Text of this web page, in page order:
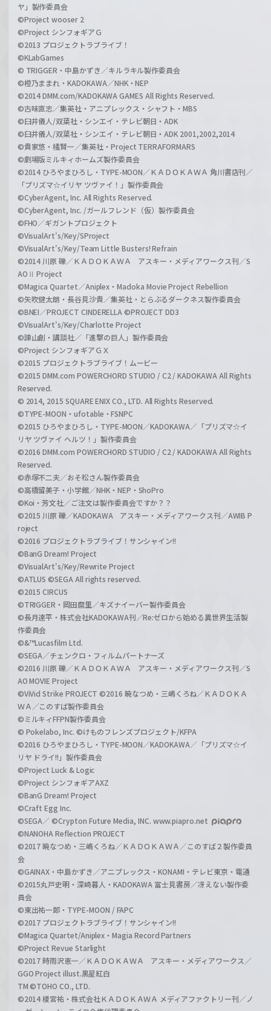
ヤ」製作委員会
©Project wooser 2
©Project シンフォギアＧ
©2013 プロジェクトラブライブ！
©KLabGames
© TRIGGER・中島かずき／キルラキル製作委員会
©橙乃ままれ・KADOKAWA／NHK・NEP
©2014 DMM.com/KADOKAWA GAMES All Rights Reserved.
©古味直志／集英社・アニプレックス・シャフト・MBS
©臼井儀人/双葉社・シンエイ・テレビ朝日・ADK
©臼井儀人/双葉社・シンエイ・テレビ朝日・ADK 2001,2002,2014
©貴家悠・橘賢一／集英社・Project TERRAFORMARS
©劇場版ミルキィホームズ製作委員会
©2014 ひろやまひろし・TYPE-MOON／ＫＡＤＯＫＡＷＡ 角川書店刊／
「プリズマ☆イリヤ ツヴァイ！」製作委員会
©CyberAgent, Inc. All Rights Reserved.
©CyberAgent, Inc. /ガールフレンド（仮）製作委員会
©FHO／ギガントプロジェクト
©VisualArt's/Key/SProject
©VisualArt's/Key/Team Little Busters! Refrain
©2014 川原 礫／ＫＡＤＯＫＡＷＡ アスキー・メディアワークス刊／S
AOⅡ Project
©Magica Quartet／Aniplex・Madoka Movie Project Rebellion
©矢吹健太朗・長谷見沙貴／集英社・とらぶるダークネス製作委員会
©BNEI／PROJECT CINDERELLA ©PROJECT DD3
©VisualArt's/Key/Charlotte Project
©諫山創・講談社／「進撃の巨人」製作委員会
©Project シンフォギアＧＸ
©2015 プロジェクトラブライブ！ムービー
©2015 DMM.com POWERCHORD STUDIO / C2 / KADOKAWA All Rights
Reserved.
© 2014, 2015 SQUARE ENIX CO., LTD. All Rights Reserved.
©TYPE-MOON・ufotable・FSNPC
©2015 ひろやまひろし・TYPE-MOON／KADOKAWA／「プリズマ☆イ
リヤ ツヴァイ ヘルツ！」製作委員会
©2016 DMM.com POWERCHORD STUDIO / C2 / KADOKAWA All Rights
Reserved.
©赤塚不二夫／おそ松さん製作委員会
©高橋留美子・小学館／NHK・NEP・ShoPro
©Koi・芳文社／ご注文は製作委員会ですか？？
©2015 川原 礫／KADOKAWA アスキー・メディアワークス刊／AWIB P
roject
©2016 プロジェクトラブライブ！サンシャイン!!
©BanG Dream! Project
©VisualArt's/Key/Rewrite Project
©ATLUS ©SEGA All rights reserved.
©2015 CIRCUS
©TRIGGER・岡田麿里／キズナイーバー製作委員会
©長月達平・株式会社KADOKAWA刊／Re:ゼロから始める異世界生活製
作委員会
©&™Lucasfilm Ltd.
©SEGA／チェンクロ・フィルムパートナーズ
©2016 川原 礫／ＫＡＤＯＫＡＷＡ アスキー・メディアワークス刊／S
AO MOVIE Project
©ViVid Strike PROJECT ©2016 暁なつめ・三嶋くろね／ＫＡＤＯＫＡ
ＷＡ／このすば製作委員会
©ミルキィFFPN製作委員会
© Pokelabo, Inc. ©けものフレンズプロジェクト/KFPA
©2016 ひろやまひろし・TYPE-MOON／KADOKAWA／「プリズマ☆イ
リヤ ドライ!!」製作委員会
©Project Luck & Logic
©Project シンフォギアAXZ
©BanG Dream! Project
©Craft Egg Inc.
©SEGA／ ©Crypton Future Media, INC. www.piapro.net
©NANOHA Reflection PROJECT
©2017 暁なつめ・三嶋くろね／ＫＡＤＯＫＡＷＡ／このすば２製作委員
会
©GAINAX・中島かずき／アニプレックス・KONAMI・テレビ東京・電通
©2015丸戸史明・深崎暮人・KADOKAWA 富士見書房／冴えない製作委
員会
©東出祐一郎・TYPE-MOON / FAPC
©2017 プロジェクトラブライブ！サンシャイン!!
©Magica Quartet/Aniplex・Magia Record Partners
©Project Revue Starlight
©2017 時雨沢恵一／ＫＡＤＯＫＡＷＡ アスキー・メディアワークス／
GGO Project illust.黒星紅白
TM ©TOHO CO., LTD.
©2014 榎宮祐・株式会社ＫＡＤＯＫＡＷＡ メディアファクトリー刊／ノ